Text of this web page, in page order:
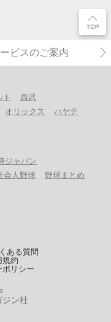
ビスのご案内
ト
西武
オリックス
ハヤテ
ジャパン
会人野球 野球まとめ
ある質問
規約
ポリシー
ン社